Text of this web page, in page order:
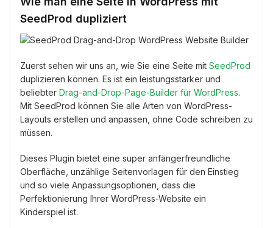
SeedProd dupliziert
Zuerst sehen wir uns an, wie Sie eine Seite mit SeedProd
duplizieren können. Es ist ein leistungsstarker und
beliebter Drag-and-Drop-Page-Builder für WordPress.
Mit SeedProd können Sie alle Arten von WordPress-
Layouts erstellen und anpassen, ohne Code schreiben zu
müssen.
Dieses Plugin bietet eine super anfängerfreundliche
Oberfläche, unzählige Seitenvorlagen für den Einstieg
und so viele Anpassungsoptionen, dass die
Perfektionierung Ihrer WordPress-Website ein
Kinderspiel ist.